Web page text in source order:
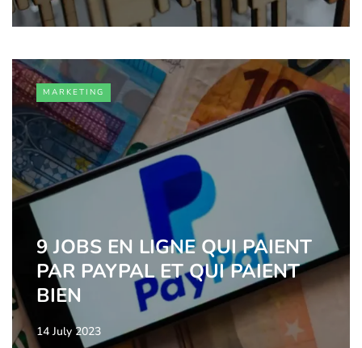
MARKETING
9 JOBS EN LIGNE QUI PAIENT
PAR PAYPAL ET QUI PAIENT
BIEN
14 July 2023